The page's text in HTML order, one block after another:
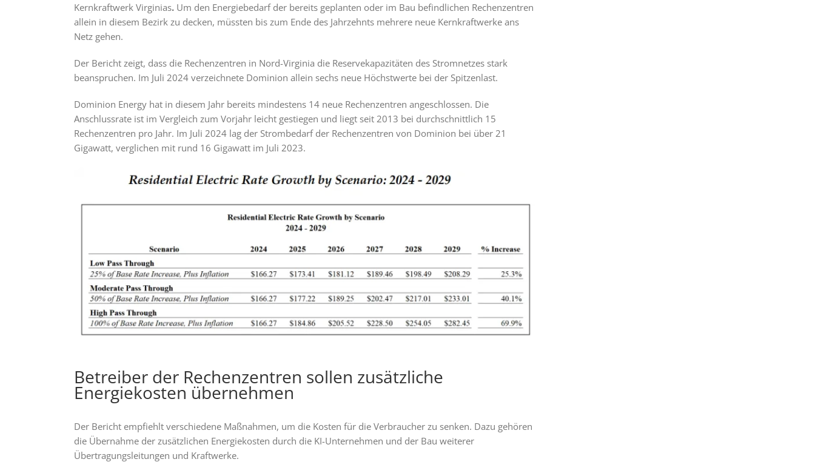
Kernkraftwerk Virginias.Um den Energiebedarf der bereits geplanten oder im Bau befindlichen Rechenzentren
allein in diesem Bezirk zu decken, müssten bis zum Ende des Jahrzehnts mehrere neue Kernkraftwerke ans
Netz gehen.
Der Bericht zeigt, dass die Rechenzentren in Nord-Virginia die Reservekapazitäten des Stromnetzes stark
beanspruchen. Im Juli 2024 verzeichnete Dominion allein sechs neue Höchstwerte bei der Spitzenlast.
Dominion Energy hat in diesem Jahr bereits mindestens 14 neue Rechenzentren angeschlossen. Die
Anschlussrate ist im Vergleich zum Vorjahr leicht gestiegen und liegt seit 2013 bei durchschnittlich 15
Rechenzentren pro Jahr. Im Juli 2024 lag der Strombedarf der Rechenzentren von Dominion bei über 21
Gigawatt, verglichen mit rund 16 Gigawatt im Juli 2023.
Betreiber der Rechenzentren sollen zusätzliche
Energiekosten übernehmen
Der Bericht empfiehlt verschiedene Maßnahmen, um die Kosten für die Verbraucher zu senken. Dazu gehören
die Übernahme der zusätzlichen Energiekosten durch die KI-Unternehmen und der Bau weiterer
Übertragungsleitungen und Kraftwerke.